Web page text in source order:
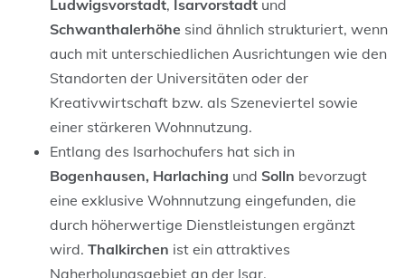
Ludwigsvorstadt, Isarvorstadt und
Schwanthalerhöhe sind ähnlich strukturiert, wenn
auch mit unterschiedlichen Ausrichtungen wie den
Standorten der Universitäten oder der
Kreativwirtschaft bzw. als Szeneviertel sowie
einer stärkeren Wohnnutzung.
Entlang des Isarhochufers hat sich in
Bogenhausen, Harlaching und Solln bevorzugt
eine exklusive Wohnnutzung eingefunden, die
durch höherwertige Dienstleistungen ergänzt
wird. Thalkirchen ist ein attraktives
Naherholungsgebiet an der Isar.